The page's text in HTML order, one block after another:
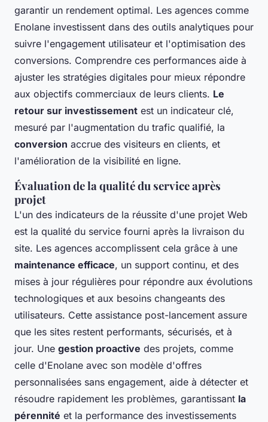
garantir un rendement optimal. Les agences comme
Enolane investissent dans des outils analytiques pour
suivre l'engagement utilisateur et l'optimisation des
conversions. Comprendre ces performances aide à
ajuster les stratégies digitales pour mieux répondre
aux objectifs commerciaux de leurs clients. Le
retour sur investissement est un indicateur clé,
mesuré par l'augmentation du trafic qualifié, la
conversion accrue des visiteurs en clients, et
l'amélioration de la visibilité en ligne.
Évaluation de la qualité du service après
projet
L'un des indicateurs de la réussite d'une projet Web
est la qualité du service fourni après la livraison du
site. Les agences accomplissent cela grâce à une
maintenance efficace, un support continu, et des
mises à jour régulières pour répondre aux évolutions
technologiques et aux besoins changeants des
utilisateurs. Cette assistance post-lancement assure
que les sites restent performants, sécurisés, et à
jour. Une gestion proactive des projets, comme
celle d'Enolane avec son modèle d'offres
personnalisées sans engagement, aide à détecter et
résoudre rapidement les problèmes, garantissant la
pérennité et la performance des investissements